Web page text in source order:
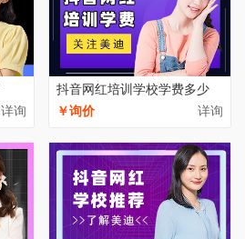
详询
抖音网红培训学校学费多少
￥询价
详询